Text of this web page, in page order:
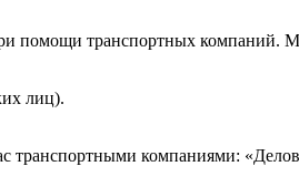
помощи транспортных компаний.
лиц).
транспортными компаниями: